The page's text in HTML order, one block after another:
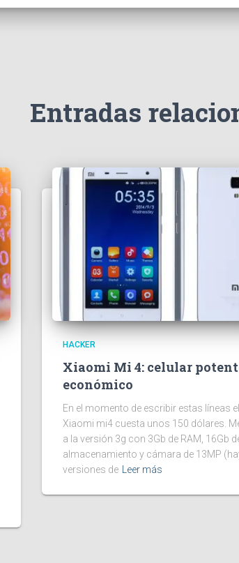
Entradas
HACKER
Xiaomi Mi 4: celular
económico
En el momento de escribir estas líneas
Xiaomi mi4 cuesta unos 150 dólares.
a la versión 3g con 3Gb de RAM, 16Gb
almacenamiento y cámara de 13MP
versiones de
Leer más